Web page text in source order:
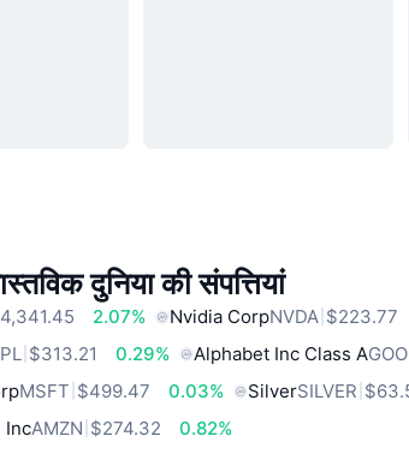
दुनिया की संपत्तियां
2.07% Nvidia CorpNVDA $223.77
$313.21 0.29% Alphabet Inc Class A
MSFT $499.47 0.03% SilverSILVER
IncAMZN $274.32
0.82%